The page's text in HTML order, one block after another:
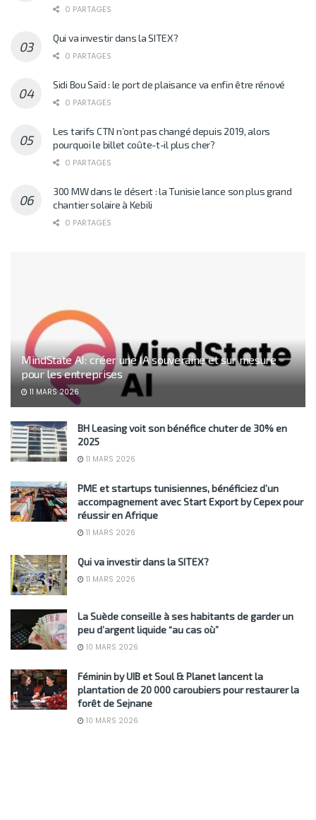
0 PARTAGES
Qui va investir dans la SITEX?
0 PARTAGES
Sidi Bou Saïd : le port de plaisance va enfin être rénové
0 PARTAGES
Les tarifs CTN n’ont pas changé depuis 2019, alors
pourquoi le billet coûte-t-il plus cher?
0 PARTAGES
300 MW dans le désert : la Tunisie lance son plus grand
chantier solaire à Kebili
0 PARTAGES
MindState AI: créer une IA souveraine et sur mesure
pour les entreprises
11 MARS 2026
BH Leasing voit son bénéfice chuter de 30% en
2025
11 MARS 2026
PME et startups tunisiennes, bénéficiez d’un
accompagnement avec Start Export by Cepex pour
réussir en Afrique
11 MARS 2026
Qui va investir dans la SITEX?
11 MARS 2026
La Suède conseille à ses habitants de garder un
peu d’argent liquide “au cas où”
10 MARS 2026
Féminin by UIB et Soul & Planet lancent la
plantation de 20 000 caroubiers pour restaurer la
forêt de Sejnane
10 MARS 2026